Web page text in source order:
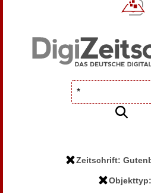
Zeitschrift: